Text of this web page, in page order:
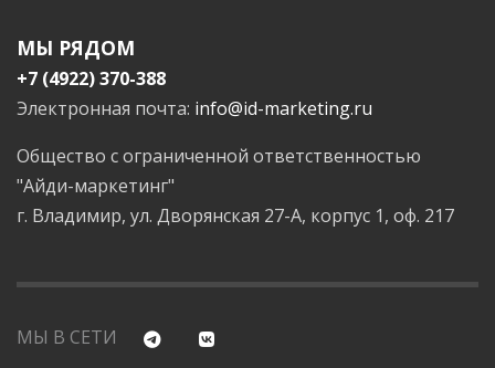
МЫ РЯДОМ
+7 (4922) 370-388
Электронная почта: info@id-marketing.ru
Общество с ограниченной ответственностью
"Айди-маркетинг"
г. Владимир, ул. Дворянская 27-А, корпус 1, оф. 217
МЫ В СЕТИ